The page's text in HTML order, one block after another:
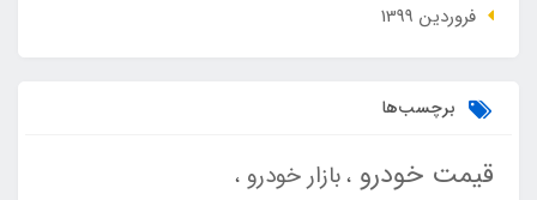
فروردین 1399
برچسب‌ها
قیمت خودرو بازار خودرو